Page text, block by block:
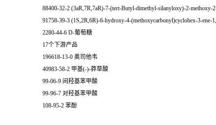
88400-32-2 (3aR,7R,7aR)-7-(tert-Butyl-dimethyl-silanyloxy)-2-methoxy-
91758-39-3 (1S,2R,6R)-6-hydroxy-4-(methoxycarbonyl)cyclohex-3-ene-
2280-44-6 D-葡萄糖
17个下游产品
196618-13-0 奥司他韦
40983-58-2 甲基(-)-莽草酸
99-06-9 间羟基苯甲酸
99-96-7 对羟基苯甲酸
108-95-2 苯酚